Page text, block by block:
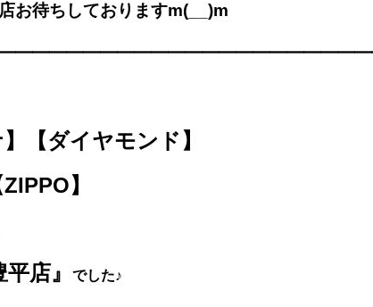
お待ちしておりますm(__)m
【ダイヤモンド】
】
店』 でした♪